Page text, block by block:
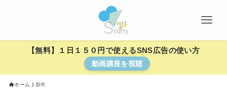
【無料】１日１５０円で使えるSNS広告の使い方
動画講座を視聴
ホーム 新年